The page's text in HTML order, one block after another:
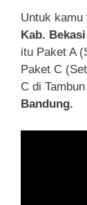
Untuk kamu
Kab. Bekasi
itu Paket A
Paket C
C di
Bandung.